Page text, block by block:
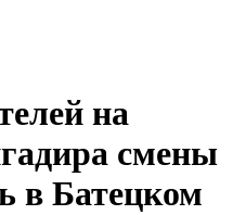
на
смены
в Батецком